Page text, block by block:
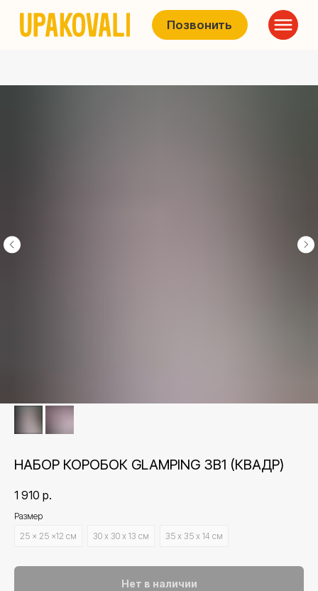
Позвонить
НАБОР КОРОБОК GLAMPING 3В1 (КВАДР)
1 910 р.
Размер
25 × 25 ×12 см
30 х 30 х 13 см 35 х 35 х 14 см
Нет в наличии